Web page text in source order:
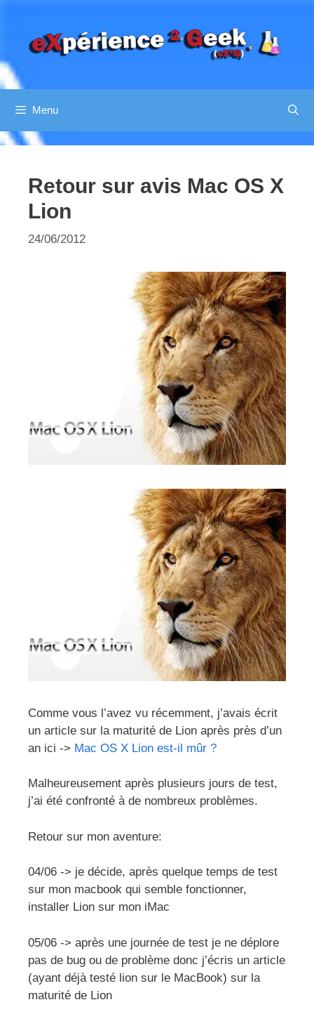
contenu
Menu
Retour sur avis Mac OS X
Lion
24/06/2012
Comme vous l’avez vu récemment, j’avais écrit
un article sur la maturité de Lion après près d’un
an ici -> Mac OS X Lion est-il mûr ?
Malheureusement après plusieurs jours de test,
j’ai été confronté à de nombreux problèmes.
Retour sur mon aventure:
04/06 -> je décide, après quelque temps de test
sur mon macbook qui semble fonctionner,
installer Lion sur mon iMac
05/06 -> après une journée de test je ne déplore
pas de bug ou de problème donc j’écris un article
(ayant déjà testé lion sur le MacBook) sur la
maturité de Lion